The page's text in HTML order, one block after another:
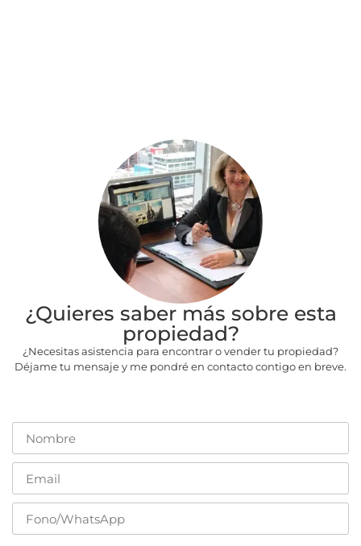
¿Quieres saber más sobre esta
propiedad?
¿Necesitas asistencia para encontrar o vender tu propiedad?
Déjame tu mensaje y me pondré en contacto contigo en breve.